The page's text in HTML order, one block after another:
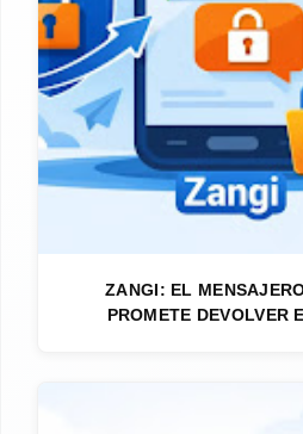
ZANGI: EL
PROMETE DEVOLVER